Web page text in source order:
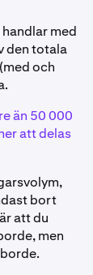
med
den totala
och
än 50 000
att delas
bort
att du
men